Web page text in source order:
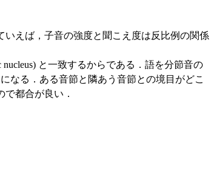
えば，子音の強度と聞こえ度は反比例の関係
と一致するからである．語を分節音の
なる．ある音節と隣あう音節との境目がどこ
都合が良い．